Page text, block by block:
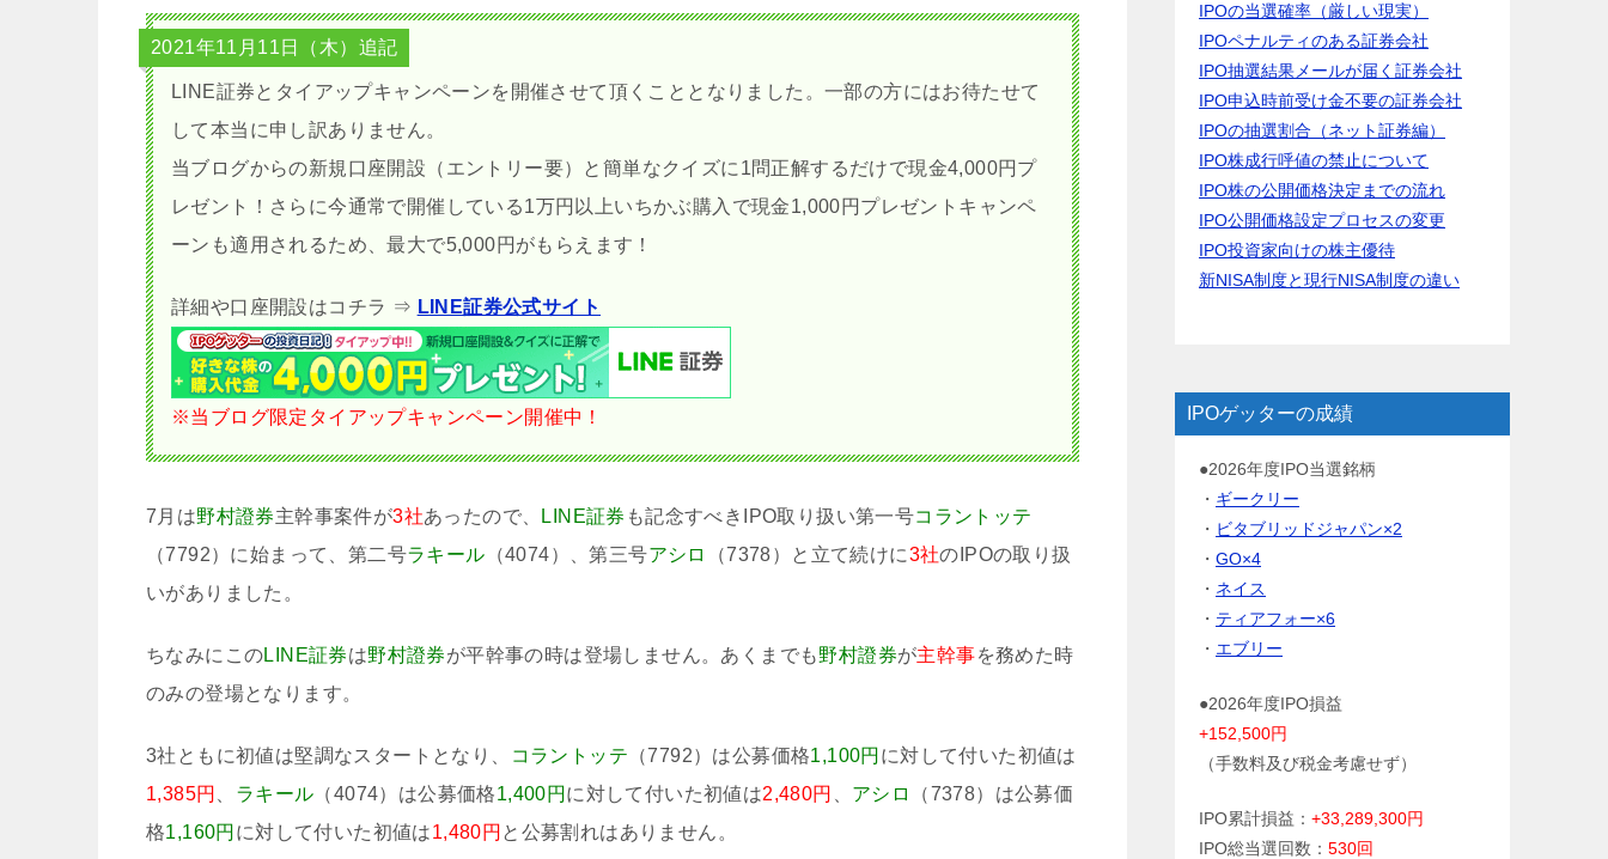
2021年11月11日（木）追記
LINE証券とタイアップキャンペーンを開催させて頂くこととなりました。一部の方にはお待たせて
して本当に申し訳ありません。
当ブログからの新規口座開設（エントリー要）と簡単なクイズに1問正解するだけで現金4,000円プ
レゼント！さらに今通常で開催している1万円以上いちかぶ購入で現金1,000円プレゼントキャンペ
ーンも適用されるため、最大で5,000円がもらえます！
詳細や口座開設はコチラ ⇒ LINE証券公式サイト
※当ブログ限定タイアップキャンペーン開催中！
7月は野村證券主幹事案件が3社あったので、 LINE証券 も記念すべきIPO取り扱い第一号コラントッテ
（7792）に始まって、第二号ラキール （4074）、第三号アシロ （7378）と立て続けに3社のIPOの取り扱
いがありました。
ちなみにこのLINE証券は野村證券が平幹事の時は登場しません。あくまでも野村證券が主幹事を務めた時
のみの登場となります。
3社ともに初値は堅調なスタートとなり、 コラントッテ （7792）は公募価格1,100円 に対して付いた初値は
1,385円
ラキール （4074）は公募価格1,400円 に対して付いた初値は2,480円 アシロ
（7378）は公募価
格1,160円 に対して付いた初値は1,480円 と公募割れはありません。
IPOの当選確率（厳しい現実）
IPOペナルティのある証券会社
IPO抽選結果メールが届く証券会社
IPO申込時前受け金不要の証券会社
IPOの抽選割合（ネット証券編）
IPO株成行呼値の禁止について
IPO株の公開価格決定までの流れ
IPO公開価格設定プロセスの変更
IPO投資家向けの株主優待
新NISA制度と現行NISA制度の違い
IPOゲッターの成績
●2026年度IPO当選銘柄
・ ギークリー
・ ビタブリッドジャパン×2
・ GO×4
・ ネイス
・ ティアフォー×6
・ エブリー
●2026年度IPO損益
+152,500円
（手数料及び税金考慮せず）
IPO累計損益： +33,289,300円
IPO総当選回数： 530回